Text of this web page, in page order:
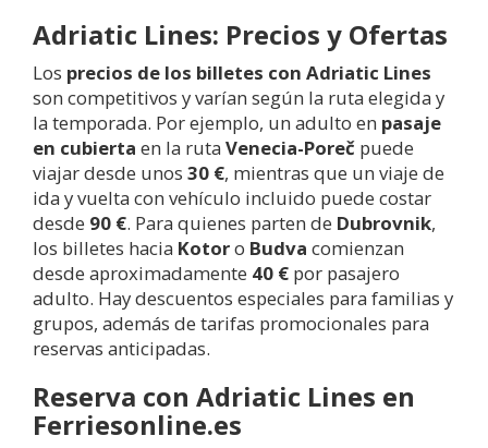
Adriatic Lines: Precios y Ofertas
Los precios de los billetes con Adriatic Lines
son competitivos y varían según la ruta elegida y
la temporada. Por ejemplo, un adulto en pasaje
en cubierta en la ruta Venecia-Poreč puede
viajar desde unos 30 €, mientras que un viaje de
ida y vuelta con vehículo incluido puede costar
desde 90 €. Para quienes parten de Dubrovnik,
los billetes hacia Kotoro Budva comienzan
desde aproximadamente 40 € por pasajero
adulto. Hay descuentos especiales para familias y
grupos, además de tarifas promocionales para
reservas anticipadas.
Reserva con Adriatic Lines en
Ferriesonline.es